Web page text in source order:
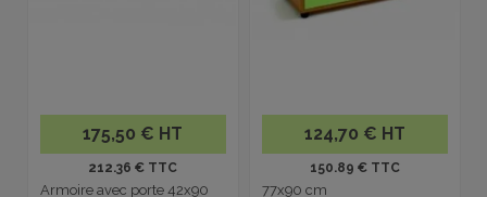
175,50 € HT
212.36 € TTC
Armoire avec porte 42x90
124,70 € HT
150.89 € TTC
77x90 cm